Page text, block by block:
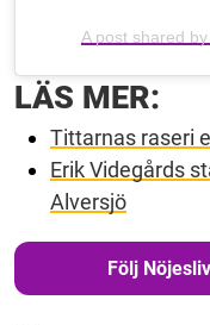
A post shared
LÄS MER:
Tittarnas raseri
Erik Videgårds
Alversjö
Följ